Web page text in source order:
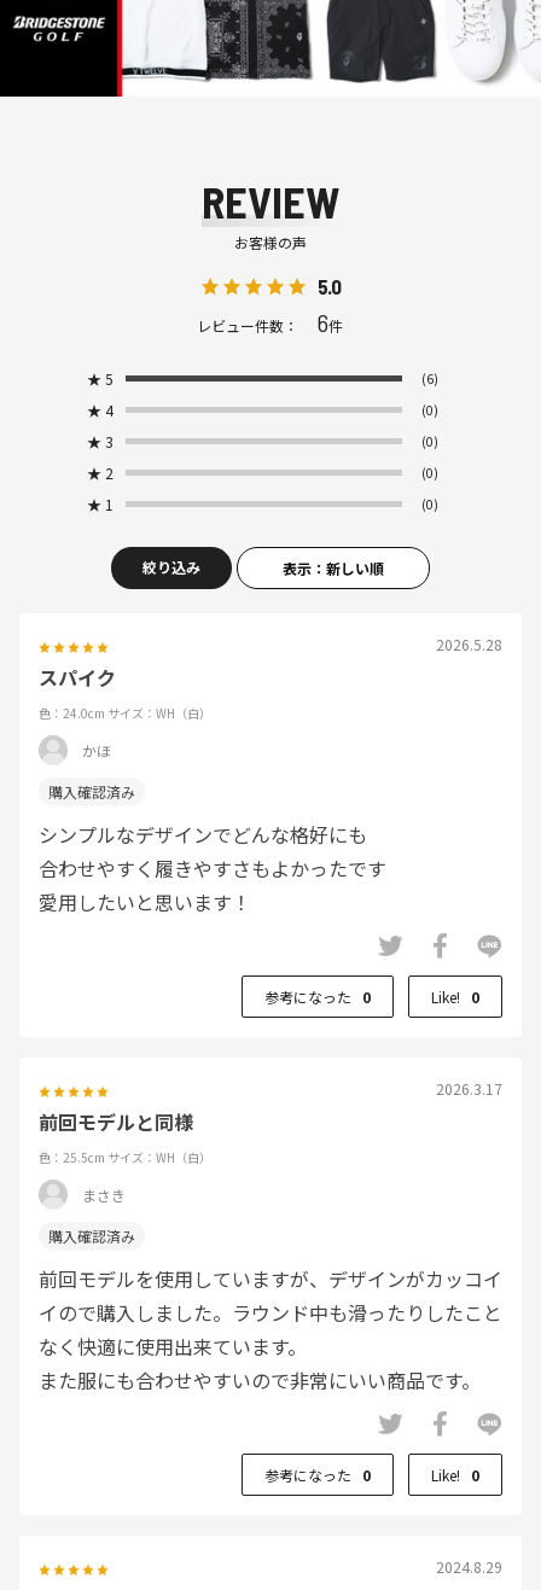
REVIEW
お客様の声
5.0
レビュー件数： 6件
★ 5 (6)
★ 4 (0)
★ 3 (0)
★ 2 (0)
★ 1 (0)
絞り込み 表示：新しい順
2026.5.28
スパイク
色：24.0cm サイズ：WH（白）
かほ
シンプルなデザインでどんな格好にも
合わせやすく履きやすさもよかったです
愛用したいと思います！
参考になった 0 Like! 0
2026.3.17
前回モデルと同様
色：25.5cm サイズ：WH（白）
まさき
前回モデルを使用していますが、デザインがカッコイ
イので購入しました。ラウンド中も滑ったりしたこと
なく快適に使用出来ています。
また服にも合わせやすいので非常にいい商品です。
参考になった 0 Like! 0
2024.8.29